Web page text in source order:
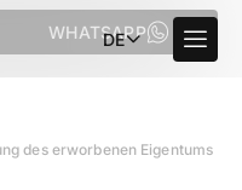
WHATSAPP
DE
des erworbenen Eigentums